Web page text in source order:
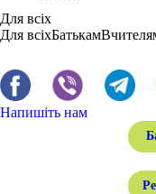
Для всіх
Для всіхБатькам
Напишіть нам